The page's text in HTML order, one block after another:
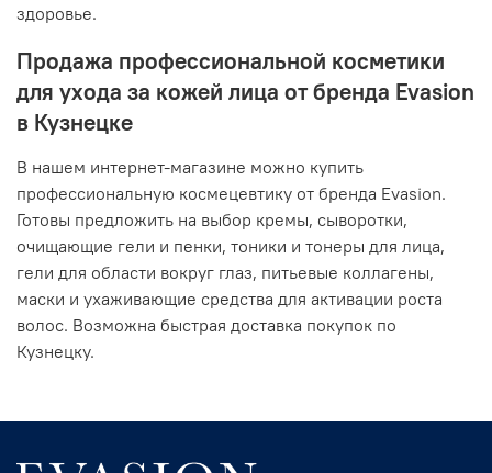
здоровье.
Продажа профессиональной косметики
для ухода за кожей лица от бренда Evasion
в Кузнецке
В нашем интернет-магазине можно купить
профессиональную космецевтику от бренда Evasion.
Готовы предложить на выбор кремы, сыворотки,
очищающие гели и пенки, тоники и тонеры для лица,
гели для области вокруг глаз, питьевые коллагены,
маски и ухаживающие средства для активации роста
волос. Возможна быстрая доставка покупок по
Кузнецку.